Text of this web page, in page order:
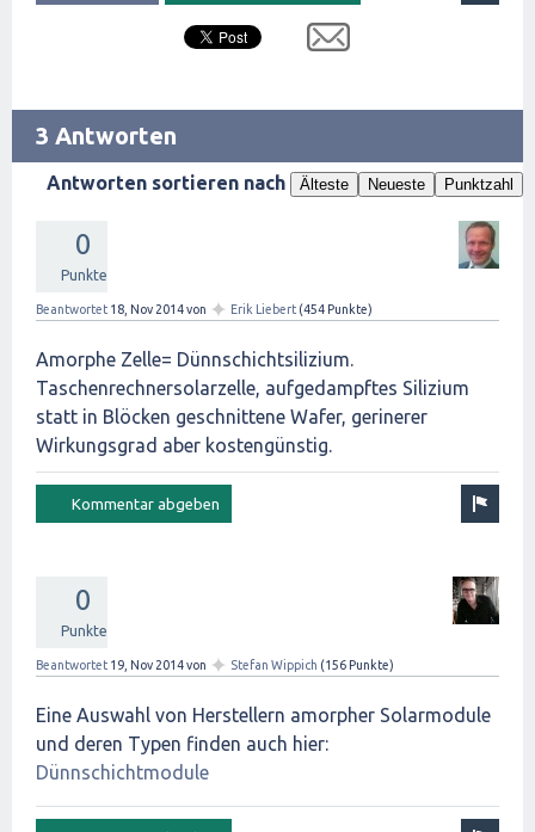
3 Antworten
Antworten sortieren nach Älteste Neueste Punktzahl
0
Punkte
Beantwortet 18, Nov 2014von ✦ Erik Liebert (454 Punkte)
Amorphe Zelle= Dünnschichtsilizium.
Taschenrechnersolarzelle, aufgedampftes Silizium
statt in Blöcken geschnittene Wafer, gerinerer
Wirkungsgrad aber kostengünstig.
0
Punkte
Beantwortet 19, Nov 2014von ✦ Stefan Wippich (156 Punkte)
Eine Auswahl von Herstellern amorpher Solarmodule
und deren Typen finden auch hier:
Dünnschichtmodule